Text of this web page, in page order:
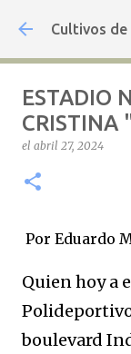
Cultivos de
ESTADIO
CRISTINA
el abril 27, 2024
Por Eduardo
Quien hoy a
boulevard